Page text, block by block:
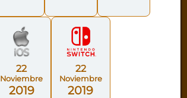
22
Noviembre
2019
22
Noviembre
2019